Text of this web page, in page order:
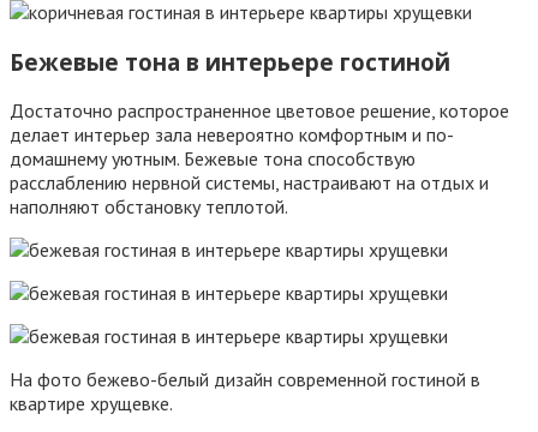
Бежевые тона в интерьере гостиной
Достаточно распространенное цветовое решение, которое
делает интерьер зала невероятно комфортным и по-
домашнему уютным. Бежевые тона способствую
расслаблению нервной системы, настраивают на отдых и
наполняют обстановку теплотой.
На фото бежево-белый дизайн современной гостиной в
квартире хрущевке.